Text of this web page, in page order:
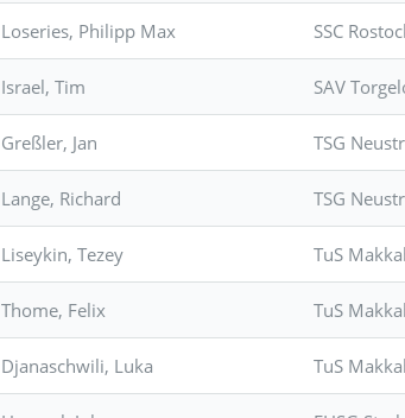
Loseries, Philipp Max SSC
Israel, Tim SAV
Greßler, Jan TSG
Lange, Richard TSG
Liseykin, Tezey TuS
Thome, Felix TuS
Djanaschwili, Luka TuS